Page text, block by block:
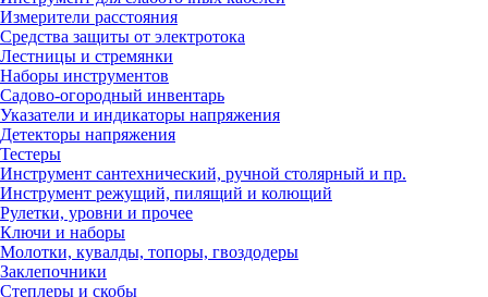
Измерители расстояния
Средства защиты от электротока
Лестницы и стремянки
Наборы инструментов
Садово-огородный инвентарь
Указатели и индикаторы напряжения
Детекторы напряжения
Тестеры
Инструмент сантехнический, ручной столярный и пр.
Инструмент режущий, пилящий и колющий
Рулетки, уровни и прочее
Ключи и наборы
Молотки, кувалды, топоры, гвоздодеры
Заклепочники
Степлеры и скобы